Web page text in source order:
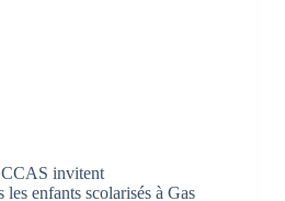
invitent
les enfants scolarisés à Gas